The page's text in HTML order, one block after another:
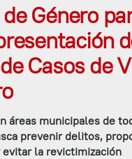
Género
Casos de
áreas municipales de
prevenir delitos,
la revictimización